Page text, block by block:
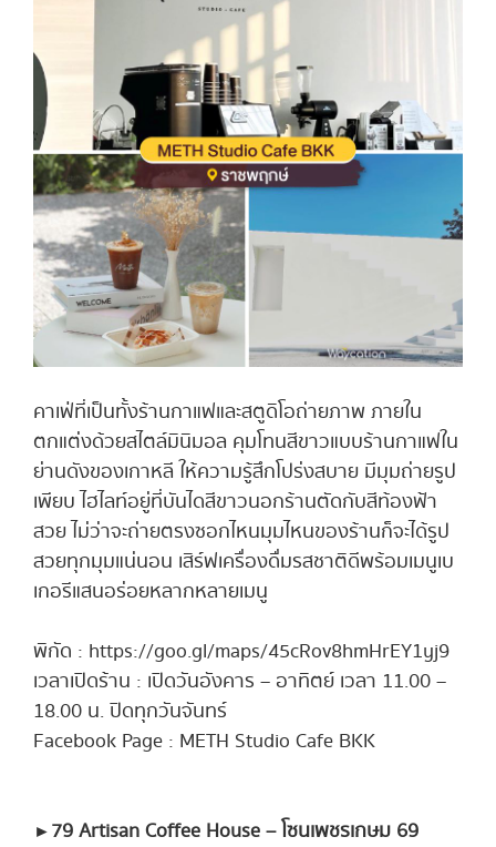
คาเฟ่ที่เป็นทั้งร้านกาแฟและสตูดิโอถ่ายภาพ ภายใน
ตกแต่งด้วยสไตล์มินิมอล คุมโทนสีขาวแบบร้านกาแฟใน
ย่านดังของเกาหลี ให้ความรู้สึกโปร่งสบาย มีมุมถ่ายรูป
เพียบ ไฮไลท์อยู่ที่บันไดสีขาวนอกร้านตัดกับสีท้องฟ้า
สวย ไม่ว่าจะถ่ายตรงซอกไหนมุมไหนของร้านก็จะได้รูป
สวยทุกมุมแน่นอน เสิร์ฟเครื่องดื่มรสชาติดีพร้อมเมนูเบ
เกอรีแสนอร่อยหลากหลายเมนู
พิกัด : https://goo.gl/maps/45cRov8hmHrEY1yj9
เวลาเปิดร้าน : เปิดวันอังคาร – อาทิตย์ เวลา 11.00 –
18.00 น. ปิดทุกวันจันทร์
Facebook Page : METH Studio Cafe BKK
► 79 Artisan Coffee House – โซนเพชรเกษม 69